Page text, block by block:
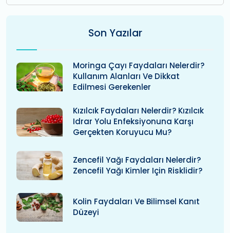
Son Yazılar
Moringa Çayı Faydaları Nelerdir?
Kullanım Alanları Ve Dikkat
Edilmesi Gerekenler
Kızılcık Faydaları Nelerdir? Kızılcık
Idrar Yolu Enfeksiyonuna Karşı
Gerçekten Koruyucu Mu?
Zencefil Yağı Faydaları Nelerdir?
Zencefil Yağı Kimler Için Risklidir?
Kolin Faydaları Ve Bilimsel Kanıt
Düzeyi